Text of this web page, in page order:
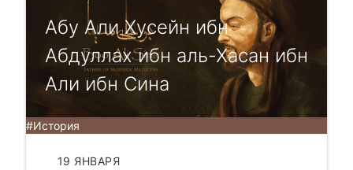
Абу Али Хусейн ибн
Абдуллах ибн аль-Хасан ибн
Али ибн Сина
#История
19 ЯНВАРЯ